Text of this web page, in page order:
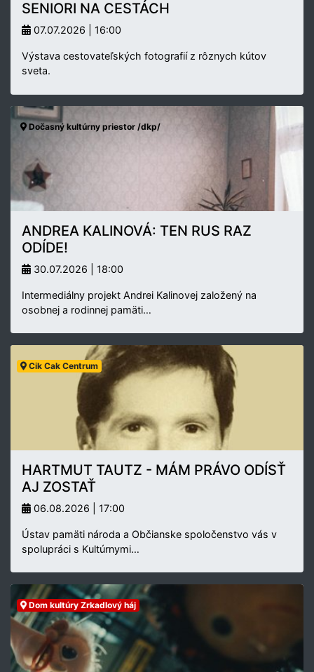
SENIORI NA CESTÁCH
07.07.2026 | 16:00
Výstava cestovateľských fotografií z rôznych kútov
sveta.
Dočasný kultúrny priestor /dkp/
ANDREA KALINOVÁ: TEN RUS RAZ
ODÍDE!
30.07.2026 | 18:00
Intermediálny projekt Andrei Kalinovej založený na
osobnej a rodinnej pamäti…
Cik Cak Centrum
HARTMUT TAUTZ - MÁM PRÁVO ODÍSŤ
AJ ZOSTAŤ
06.08.2026 | 17:00
Ústav pamäti národa a Občianske spoločenstvo vás v
spolupráci s Kultúrnymi…
Dom kultúry Zrkadlový háj